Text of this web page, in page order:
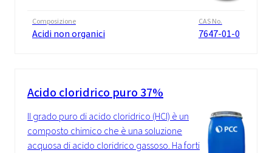
Composizione
Acidi non organici
CAS No.
7647-01-0
Acido cloridrico puro 37%
Il grado puro di acido cloridrico (HCl) è un
composto chimico che è una soluzione
acquosa di acido cloridrico gassoso. Ha forti